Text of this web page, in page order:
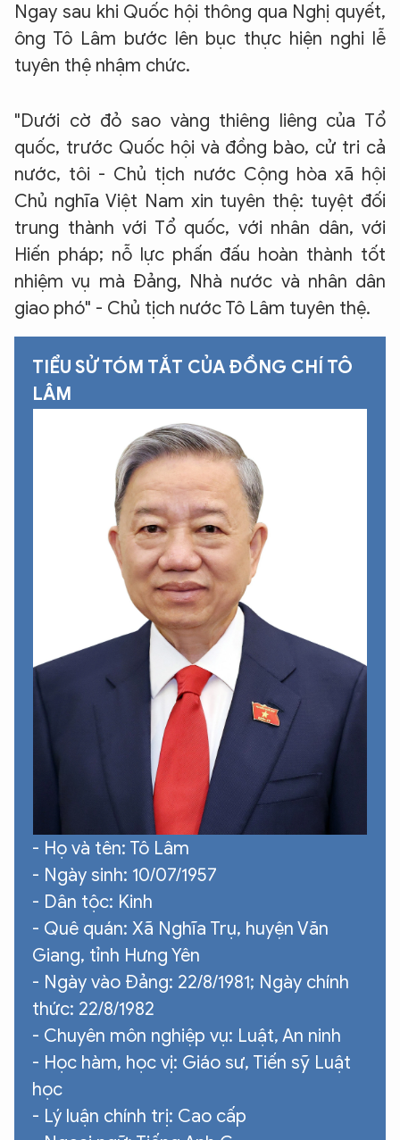
Ngay sau khi Quốc hội thông qua Nghị quyết,
ông Tô Lâm bước lên bục thực hiện nghi lễ
tuyên thệ nhậm chức.
"Dưới cờ đỏ sao vàng thiêng liêng của Tổ
quốc, trước Quốc hội và đồng bào, cử tri cả
nước, tôi - Chủ tịch nước Cộng hòa xã hội
Chủ nghĩa Việt Nam xin tuyên thệ: tuyệt đối
trung thành với Tổ quốc, với nhân dân, với
Hiến pháp; nỗ lực phấn đấu hoàn thành tốt
nhiệm vụ mà Đảng, Nhà nước và nhân dân
giao phó" - Chủ tịch nước Tô Lâm tuyên thệ.
TIỂU SỬ TÓM TẮT CỦA ĐỒNG CHÍ TÔ
LÂM
- Họ và tên: Tô Lâm
- Ngày sinh: 10/07/1957
- Dân tộc: Kinh
- Quê quán: Xã Nghĩa Trụ, huyện Văn
Giang, tỉnh Hưng Yên
- Ngày vào Đảng: 22/8/1981; Ngày chính
thức: 22/8/1982
- Chuyên môn nghiệp vụ: Luật, An ninh
- Học hàm, học vị: Giáo sư, Tiến sỹ Luật
học
- Lý luận chính trị: Cao cấp